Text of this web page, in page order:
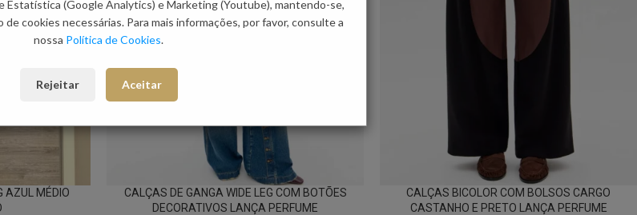
AZUL MÉDIO
CALÇAS DE GANGA WIDE LEG COM BOTÕES
DECORATIVOS LANÇA PERFUME
CALÇAS BICOLOR COM BOLSOS CARGO
CASTANHO E PRETO LANÇA PERFUME
Estatística (Google Analytics) e Marketing (Youtube), mantendo-se,
cookies necessárias. Para mais informações, por favor, consulte a
nossa Política de Cookies.
Rejeitar Aceitar